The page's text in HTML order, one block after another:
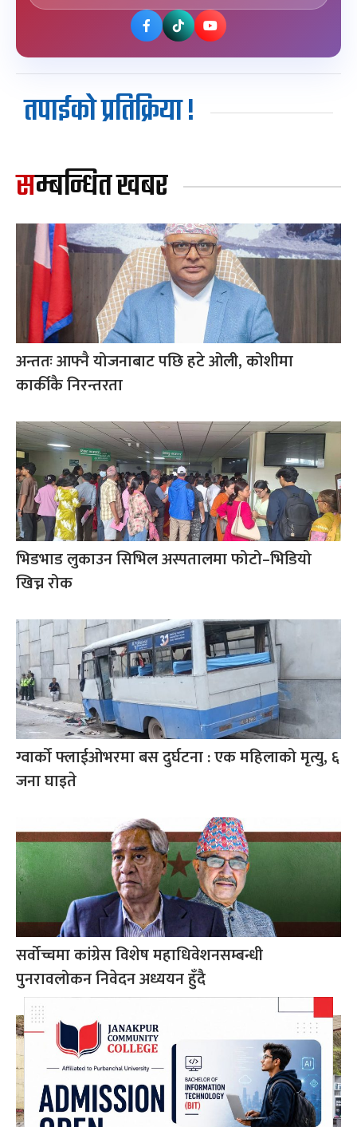
तपाईको प्रतिक्रिया !
सम्बन्धित खबर
अन्ततः आफ्नै योजनाबाट पछि हटे ओली, कोशीमा
कार्कीकै निरन्तरता
भिडभाड लुकाउन सिभिल अस्पतालमा फोटो–भिडियो
खिच्न रोक
ग्वार्को फ्लाईओभरमा बस दुर्घटना : एक महिलाको मृत्यु, ६
जना घाइते
सर्वोच्चमा कांग्रेस विशेष महाधिवेशनसम्बन्धी
पुनरावलोकन निवेदन अध्ययन हुँदै